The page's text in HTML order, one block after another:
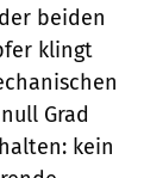
beiden
klingt
Grad
kein